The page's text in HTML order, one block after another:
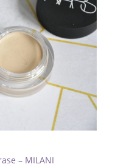
– MILANI